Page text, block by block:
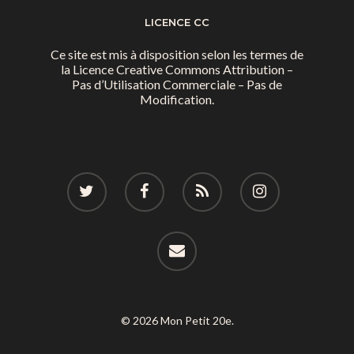
LICENCE CC
Ce site est mis à disposition selon les termes de
la Licence Creative Commons Attribution –
Pas d’Utilisation Commerciale – Pas de
Modification.
© 2026 Mon Petit 20e.
Culture
Enfants
Pelleport / Saint-
Télégraphe
Saint-Blaise / Réunion
À propos
Nous Soutenir